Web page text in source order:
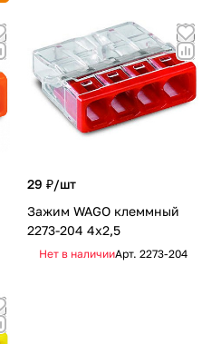
29 ₽/шт
Зажим WAGO клеммный
2273-204 4x2,5
Нет в наличииАрт. 2273-204